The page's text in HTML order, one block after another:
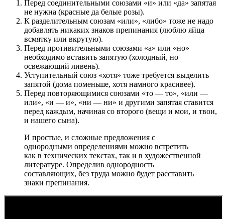
Перед соединительными союзами «и» или «да» запятая
не нужна (красные да белые розы).
К разделительным союзам «или», «либо» тоже не надо
добавлять никаких знаков препинания (люблю яйца
всмятку или вкрутую).
Перед противительными союзами «а» или «но»
необходимо вставить запятую (холодный, но
освежающий ливень).
Уступительный союз «хотя» тоже требуется выделить
запятой (дома поменьше, хотя намного красивее).
Перед повторяющимися союзами «то — то», «или —
или», «и — и», «ни — ни» и другими запятая ставится
перед каждым, начиная со второго (вещи и мои, и твои,
и нашего сына).
И простые, и сложные предложения с
однородными определениями можно встретить
как в технических текстах, так и в художественной
литературе. Определив однородность
составляющих, без труда можно будет расставить
знаки препинания.